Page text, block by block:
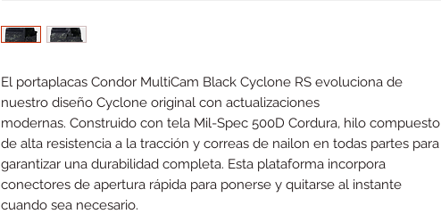
El portaplacas Condor MultiCam Black Cyclone RS evoluciona de
nuestro diseño Cyclone original con actualizaciones
modernas. Construido con tela Mil-Spec 500D Cordura, hilo compuesto
de alta resistencia a la tracción y correas de nailon en todas partes para
garantizar una durabilidad completa. Esta plataforma incorpora
conectores de apertura rápida para ponerse y quitarse al instante
cuando sea necesario.